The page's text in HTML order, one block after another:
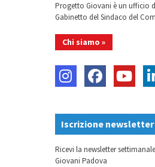
Progetto Giovani è un ufficio
Gabinetto del Sindaco del
Chi siamo »
Iscrizione newsletter
Ricevi la newsletter
Giovani Padova